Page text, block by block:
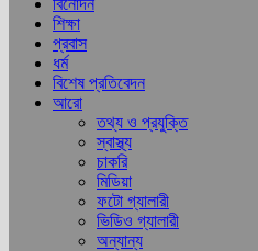
বিনোদন
শিক্ষা
প্রবাস
ধর্ম
বিশেষ প্রতিবেদন
আরো
তথ্য ও প্রযুক্তি
স্বাস্থ্য
চাকরি
মিডিয়া
ফটো গ্যালারী
ভিডিও গ্যালারী
অন্যান্য